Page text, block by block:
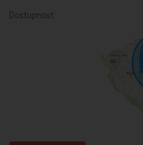
Dostupnost: